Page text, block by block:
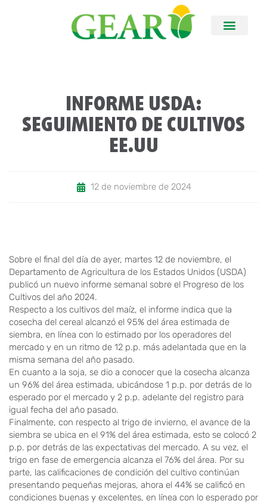
INFORME USDA:
SEGUIMIENTO DE CULTIVOS
EE.UU
12 de noviembre de 2024
Sobre el final del día de ayer, martes 12 de noviembre, el
Departamento de Agricultura de los Estados Unidos (USDA)
publicó un nuevo informe semanal sobre el Progreso de los
Cultivos del año 2024.
Respecto a los cultivos del maíz, el informe indica que la
cosecha del cereal alcanzó el 95% del área estimada de
siembra, en línea con lo estimado por los operadores del
mercado y en un ritmo de 12 p.p. más adelantada que en la
misma semana del año pasado.
En cuanto a la soja, se dio a conocer que la cosecha alcanza
un 96% del área estimada, ubicándose 1 p.p. por detrás de lo
esperado por el mercado y 2 p.p. adelante del registro para
igual fecha del año pasado.
Finalmente, con respecto al trigo de invierno, el avance de la
siembra se ubica en el 91% del área estimada, esto se colocó 2
p.p. por detrás de las expectativas del mercado. A su vez, el
trigo en fase de emergencia alcanza el 76% del área. Por su
parte, las calificaciones de condición del cultivo continúan
presentando pequeñas mejoras, ahora el 44% se calificó en
condiciones buenas y excelentes, en línea con lo esperado por